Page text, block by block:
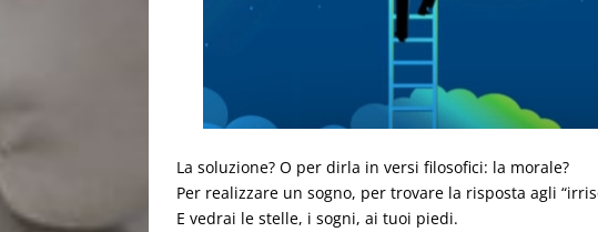
La soluzione? O per dirla in versi filosofici: la morale?
Per realizzare un sogno, per trovare la risposta agli
E vedrai le stelle, i sogni, ai tuoi piedi.